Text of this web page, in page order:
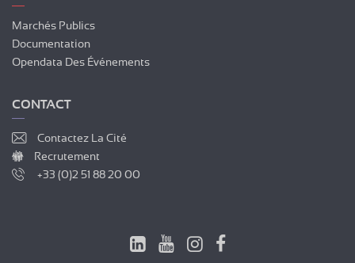
Marchés Publics
Documentation
Opendata Des Événements
CONTACT
Contactez La Cité
Recrutement
+33 (0)2 51 88 20 00